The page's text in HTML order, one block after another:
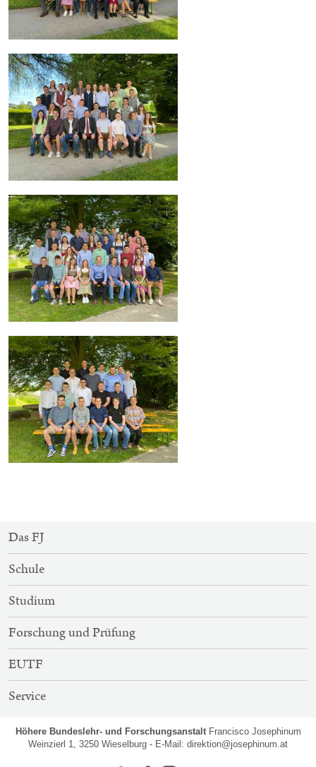
SITEMAP-
NAVIGATION
Das FJ
Schule
Studium
Forschung und Prüfung
EUTF
Service
Höhere Bundeslehr- und ForschungsanstaltFrancisco Josephinum
Weinzierl 1, 3250 Wieselburg - E-Mail: direktion@josephinum.at